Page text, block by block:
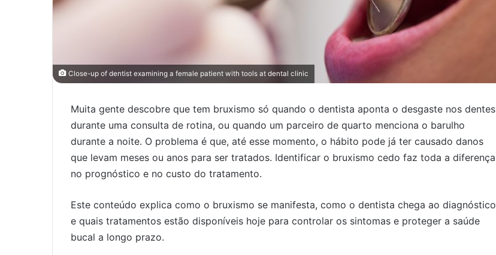
Close-up of dentist examining a female patient with tools at dental clinic
Muita gente descobre que tem bruxismo só quando o dentista aponta o desgaste nos dentes
durante uma consulta de rotina, ou quando um parceiro de quarto menciona o barulho
durante a noite. O problema é que, até esse momento, o hábito pode já ter causado danos
que levam meses ou anos para ser tratados. Identificar o bruxismo cedo faz toda a diferença
no prognóstico e no custo do tratamento.
Este conteúdo explica como o bruxismo se manifesta, como o dentista chega ao diagnóstico
e quais tratamentos estão disponíveis hoje para controlar os sintomas e proteger a saúde
bucal a longo prazo.